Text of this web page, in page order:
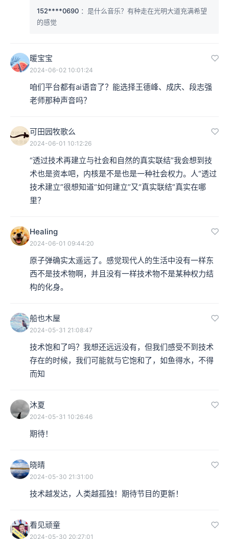
152****0690 ：是什么音乐？有种走在光明大道充满希望
的感觉
暖宝宝
2024-06-02 10:01:24
咱们平台都有ai语音了？能选择王德峰、成庆、段志强
老师那种声音吗？
可田园牧歌么
2024-06-01 10:12:26
“透过技术再建立与社会和自然的真实联结”我会想到技
术也是资本吧，内核是不是也是一种社会权力。人“透过
技术建立”很想知道“如何建立”又“真实联结”真实在哪
里？
Healing
2024-06-01 09:44:20
原子弹确实太遥远了。感觉现代人的生活中没有一样东
西不是技术物啊，并且没有一样技术物不是某种权力结
构的化身。
船也木屋
2024-05-31 21:08:47
技术饱和了吗？我想还远远没有，但我们感受不到技术
存在的时候，我们可能就与它饱和了，如鱼得水，不得
而知
沐夏
2024-05-31 10:26:46
期待！
晓晴
2024-05-30 21:31:00
技术越发达，人类越孤独！期待节目的更新！
看见顽童
2024-05-30 20:27:01